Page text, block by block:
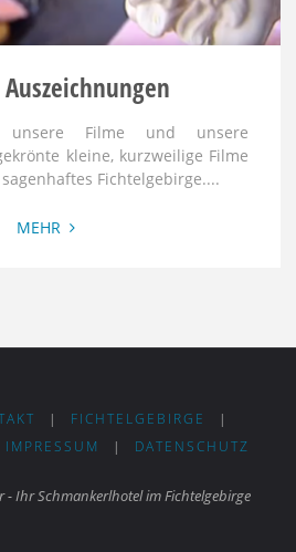
Filme und unsere
kleine, kurzweilige Filme
Fichtelgebirge....
MEHR "Unsere
| FICHTELGEBIRGE
|
IMPRESSUM | DATENSCHUTZ
- Ihr Schmankerlhotel im Fichtelgebirge